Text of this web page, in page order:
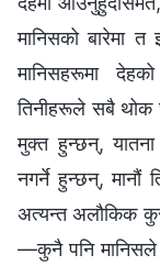
मानिसको बारेमा
मानिसहरूमा
तिनीहरूले सबै थोक
मुक्त हुन्छन्,
नगर्ने हुन्छन्,
अत्यन्त अलौकिक
—कुनै पनि मानिसले